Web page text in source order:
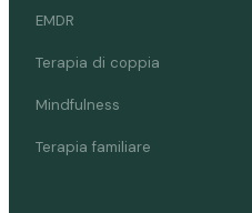
EMDR
Terapia di coppia
Mindfulness
Terapia familiare